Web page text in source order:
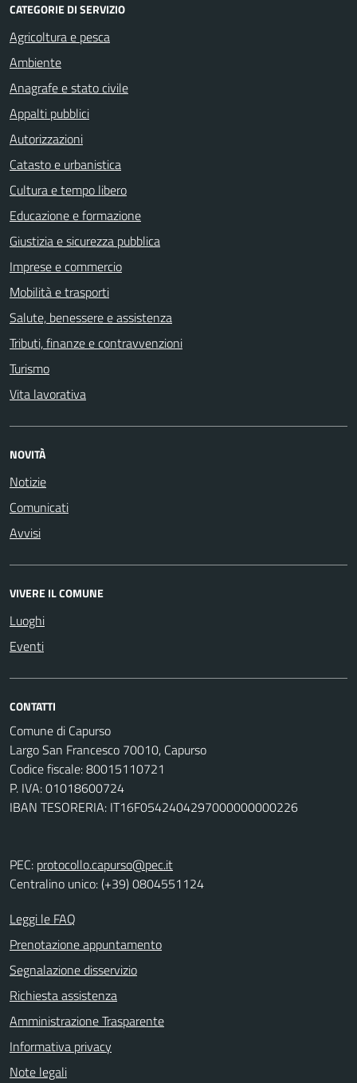
CATEGORIE DI SERVIZIO
Agricoltura e pesca
Ambiente
Anagrafe e stato civile
Appalti pubblici
Autorizzazioni
Catasto e urbanistica
Cultura e tempo libero
Educazione e formazione
Giustizia e sicurezza pubblica
Imprese e commercio
Mobilità e trasporti
Salute, benessere e assistenza
Tributi, finanze e contravvenzioni
Turismo
Vita lavorativa
NOVITÀ
Notizie
Comunicati
Avvisi
VIVERE IL COMUNE
Luoghi
Eventi
CONTATTI
Comune di Capurso
Largo San Francesco 70010, Capurso
Codice fiscale: 80015110721
P. IVA: 01018600724
IBAN TESORERIA: IT16F0542404297000000000226
PEC: protocollo.capurso@pec.it
Centralino unico: (+39) 0804551124
Leggi le FAQ
Prenotazione appuntamento
Segnalazione disservizio
Richiesta assistenza
Amministrazione Trasparente
Informativa privacy
Note legali